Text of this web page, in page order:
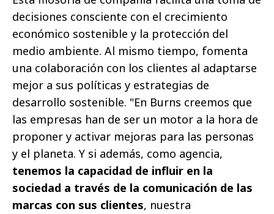
decisiones consciente con el crecimiento
económico sostenible y la protección del
medio ambiente. Al mismo tiempo, fomenta
una colaboración con los clientes al adaptarse
mejor a sus políticas y estrategias de
desarrollo sostenible. "En Burns creemos que
las empresas han de ser un motor a la hora de
proponer y activar mejoras para las personas
y el planeta. Y si además, como agencia,
tenemos la capacidad de influir en la
sociedad a través de la comunicación de las
marcas con sus clientes, nuestra